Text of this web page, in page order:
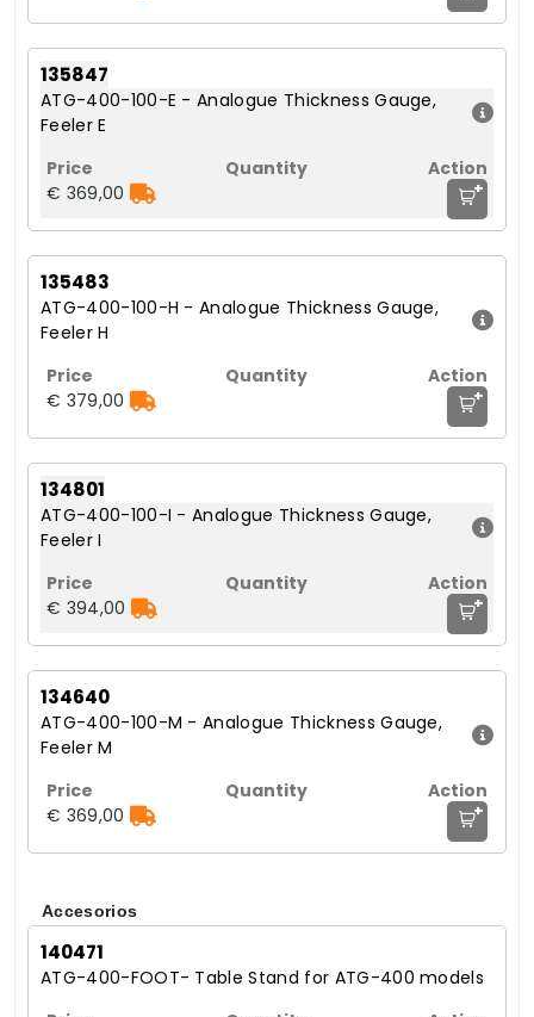
135847
ATG-400-100-E - Analogue Thickness Gauge,
Feeler E
€ 369,00 +
135483
ATG-400-100-H - Analogue Thickness Gauge,
Feeler H
€ 379,00 +
134801
ATG-400-100-I - Analogue Thickness Gauge,
Feeler I
€ 394,00 +
134640
ATG-400-100-M - Analogue Thickness Gauge,
Feeler M
€ 369,00 +
Accesorios
140471
ATG-400-FOOT- Table Stand for ATG-400 models